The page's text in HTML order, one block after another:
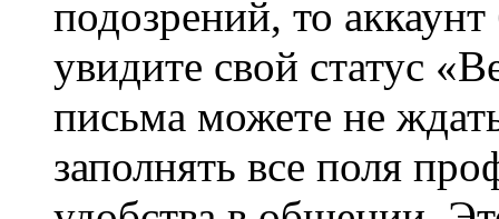
подозрений, то
увидите свой статус
письма можете не
заполнять все поля